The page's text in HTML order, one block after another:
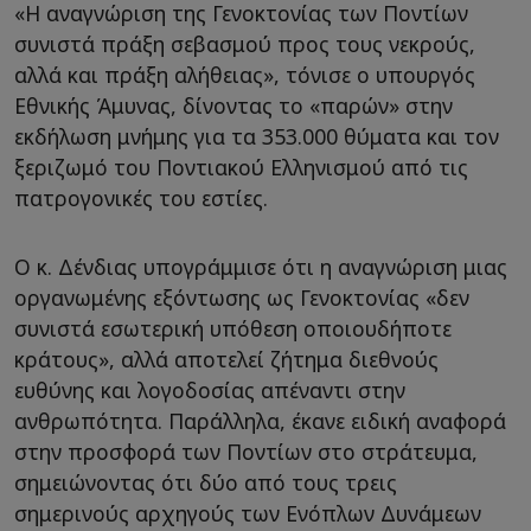
«Η αναγνώριση της Γενοκτονίας των Ποντίων
συνιστά πράξη σεβασμού προς τους νεκρούς,
αλλά και πράξη αλήθειας», τόνισε ο υπουργός
Εθνικής Άμυνας, δίνοντας το «παρών» στην
εκδήλωση μνήμης για τα 353.000 θύματα και τον
ξεριζωμό του Ποντιακού Ελληνισμού από τις
πατρογονικές του εστίες.
Ο κ. Δένδιας υπογράμμισε ότι η αναγνώριση μιας
οργανωμένης εξόντωσης ως Γενοκτονίας «δεν
συνιστά εσωτερική υπόθεση οποιουδήποτε
κράτους», αλλά αποτελεί ζήτημα διεθνούς
ευθύνης και λογοδοσίας απέναντι στην
ανθρωπότητα. Παράλληλα, έκανε ειδική αναφορά
στην προσφορά των Ποντίων στο στράτευμα,
σημειώνοντας ότι δύο από τους τρεις
σημερινούς αρχηγούς των Ενόπλων Δυνάμεων